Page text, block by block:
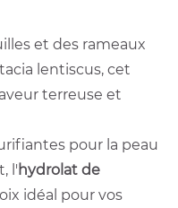
et des rameaux
lentiscus, cet
terreuse et
pour la peau
l' hydrolat de
idéal pour vos